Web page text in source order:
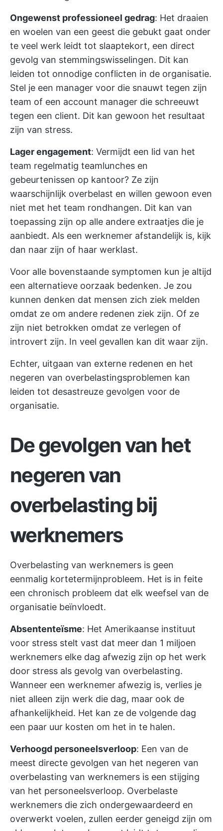
Ongewenst professioneel gedrag: Het draaien
en woelen van een geest die gebukt gaat onder
te veel werk leidt tot slaaptekort, een direct
gevolg van stemmingswisselingen. Dit kan
leiden tot onnodige conflicten in de organisatie.
Stel je een manager voor die snauwt tegen zijn
team of een account manager die schreeuwt
tegen een client. Dit kan gewoon het resultaat
zijn van stress.
Lager engagement: Vermijdt een lid van het
team regelmatig teamlunches en
gebeurtenissen op kantoor? Ze zijn
waarschijnlijk overbelast en willen gewoon even
niet met het team rondhangen. Dit kan van
toepassing zijn op alle andere extraatjes die je
aanbiedt. Als een werknemer afstandelijk is, kijk
dan naar zijn of haar werklast.
Voor alle bovenstaande symptomen kun je altijd
een alternatieve oorzaak bedenken. Je zou
kunnen denken dat mensen zich ziek melden
omdat ze om andere redenen ziek zijn. Of ze
zijn niet betrokken omdat ze verlegen of
introvert zijn. In veel gevallen kan dit waar zijn.
Echter, uitgaan van externe redenen en het
negeren van overbelastingsproblemen kan
leiden tot desastreuze gevolgen voor de
organisatie.
De gevolgen van het
negeren van
overbelasting bij
werknemers
Overbelasting van werknemers is geen
eenmalig kortetermijnprobleem. Het is in feite
een chronisch probleem dat elk weefsel van de
organisatie beïnvloedt.
Absententeïsme: Het Amerikaanse instituut
voor stress stelt vast dat meer dan 1 miljoen
werknemers elke dag afwezig zijn op het werk
door stress als gevolg van overbelasting.
Wanneer een werknemer afwezig is, verlies je
niet alleen zijn werk die dag, maar ook de
afhankelijkheid. Het kan ze de volgende dag
een paar uur kosten om het in te halen.
Verhoogd personeelsverloop: Een van de
meest directe gevolgen van het negeren van
overbelasting van werknemers is een stijging
van het personeelsverloop. Overbelaste
werknemers die zich ondergewaardeerd en
overwerkt voelen, zullen eerder geneigd zijn om